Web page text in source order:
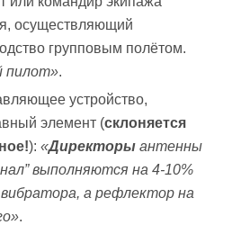
осуществляющий
групповым полётом.
пилот».
устройство,
элемент (склоняется
):«Директоры антенны
выполняются на 4-10%
а рефлектор на
.